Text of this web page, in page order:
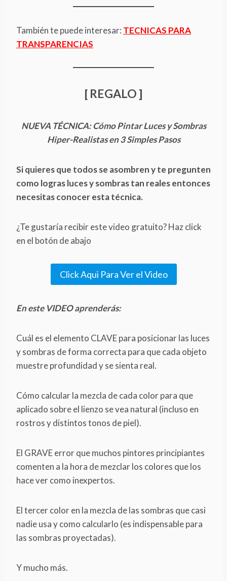
También te puede interesar: TECNICAS PARA
TRANSPARENCIAS
[ REGALO ]
NUEVA TÉCNICA: Cómo Pintar Luces y Sombras
Hiper-Realistas en 3 Simples Pasos
Si quieres que todos se asombren y te pregunten
como logras luces y sombras tan reales entonces
necesitas conocer esta técnica.
¿Te gustaría recibir este video gratuito? Haz click
en el botón de abajo
Click Aqui Para Ver el Video
En este VIDEO aprenderás:
Cuál es el elemento CLAVE para posicionar las luces
y sombras de forma correcta para que cada objeto
muestre profundidad y se sienta real.
Cómo calcular la mezcla de cada color para que
aplicado sobre el lienzo se vea natural (incluso en
rostros y distintos tonos de piel).
El GRAVE error que muchos pintores principiantes
comenten a la hora de mezclar los colores que los
hace ver como inexpertos.
El tercer color en la mezcla de las sombras que casi
nadie usa y como calcularlo (es indispensable para
las sombras proyectadas).
Y mucho más.